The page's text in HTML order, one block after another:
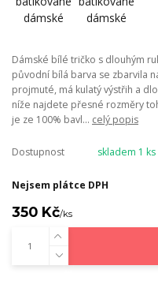
Dámské bílé tričko s dlouhým
původní bílá barva se zbarvila
projmuté, má kulatý výstřih a
níže najdete přesné rozměry
je ze 100% bavl... celý popis
Dostupnost skladem 1 ks
Nejsem plátce DPH
350 Kč/ks